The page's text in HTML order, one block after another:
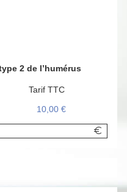
2 de l’humérus
Tarif TTC
10,00 €